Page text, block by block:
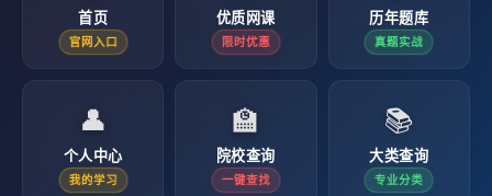
首页
官网入口
优质网课
限时优惠
历年题库
真题实战
👤
个人中心
我的学习
🏫
院校查询
一键查找
📚
大类查询
专业分类